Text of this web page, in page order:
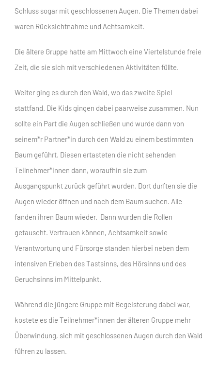
Schluss sogar mit geschlossenen Augen. Die Themen dabei
waren Rücksichtnahme und Achtsamkeit.
Die ältere Gruppe hatte am Mittwoch eine Viertelstunde freie
Zeit, die sie sich mit verschiedenen Aktivitäten füllte.
Weiter ging es durch den Wald, wo das zweite Spiel
stattfand. Die Kids gingen dabei paarweise zusammen. Nun
sollte ein Part die Augen schließen und wurde dann von
seinem*r Partner*in durch den Wald zu einem bestimmten
Baum geführt. Diesen ertasteten die nicht sehenden
Teilnehmer*innen dann, woraufhin sie zum
Ausgangspunkt zurück geführt wurden. Dort durften sie die
Augen wieder öffnen und nach dem Baum suchen. Alle
fanden ihren Baum wieder. Dann wurden die Rollen
getauscht. Vertrauen können, Achtsamkeit sowie
Verantwortung und Fürsorge standen hierbei neben dem
intensiven Erleben des Tastsinns, des Hörsinns und des
Geruchsinns im Mittelpunkt.
Während die jüngere Gruppe mit Begeisterung dabei war,
kostete es die Teilnehmer*innen der älteren Gruppe mehr
Überwindung, sich mit geschlossenen Augen durch den Wald
führen zu lassen.